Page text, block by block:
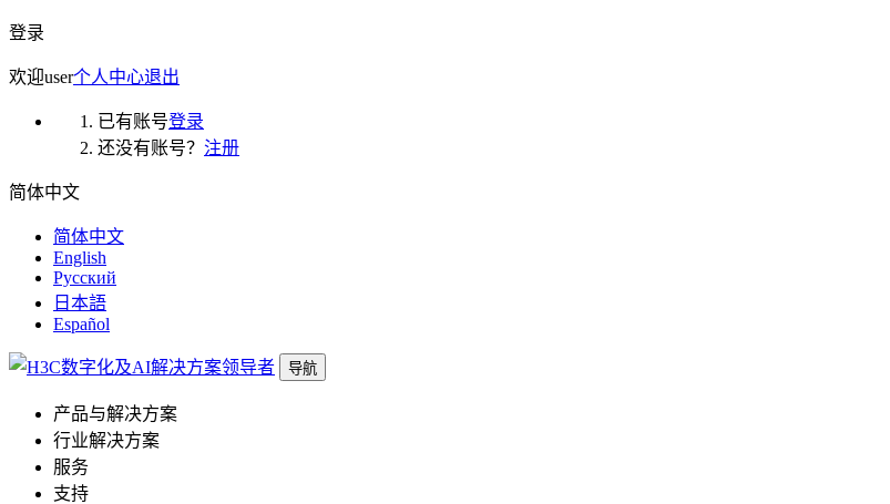
登录
欢迎user个人中心退出
已有账号登录
还没有账号？ 注册
简体中文
简体中文
English
Русский
日本語
Español
导航
产品与解决方案
行业解决方案
服务
支持